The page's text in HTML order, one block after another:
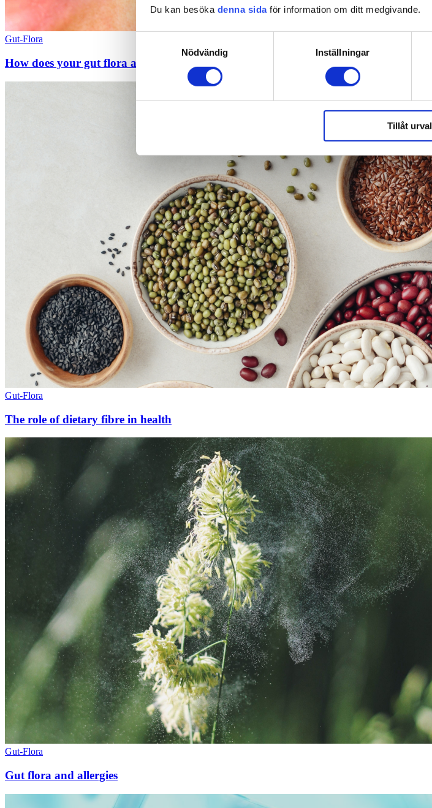
Du kan besöka denna sidaför information om ditt medgivande.
Nödvändig
Inställningar
Tillåt urval
Gut-Flora
How does your gut flora affect your skin?
Gut-Flora
The role of dietary fibre in health
Gut-Flora
Gut flora and allergies